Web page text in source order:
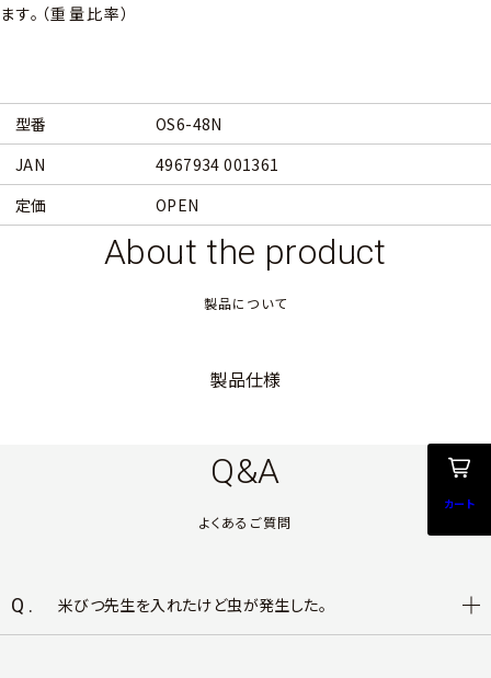
ます。（重量比率）
型番
OS6-48N
JAN
4967934 001361
定価
OPEN
About the product
製品について
製品仕様
Q&A
よくあるご質問
Q. 米びつ先生を入れたけど虫が発生した。
カート